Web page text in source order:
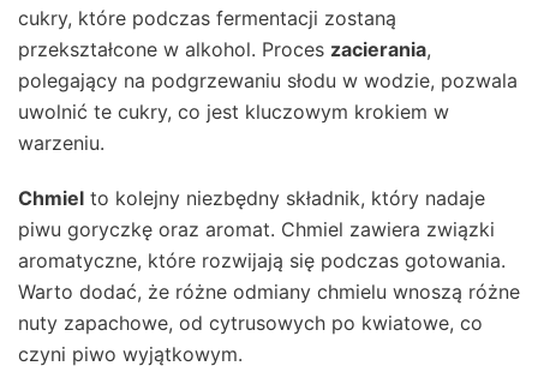
cukry, które podczas fermentacji zostaną
przekształcone w alkohol. Proces zacierania,
polegający na podgrzewaniu słodu w wodzie, pozwala
uwolnić te cukry, co jest kluczowym krokiem w
warzeniu.
Chmiel to kolejny niezbędny składnik, który nadaje
piwu goryczkę oraz aromat. Chmiel zawiera związki
aromatyczne, które rozwijają się podczas gotowania.
Warto dodać, że różne odmiany chmielu wnoszą różne
nuty zapachowe, od cytrusowych po kwiatowe, co
czyni piwo wyjątkowym.